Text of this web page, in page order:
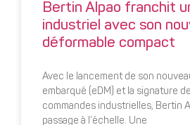
Bertin Alpao franchit
industriel avec son
déformable compact
Avec le lancement de son
embarqué (eDM) et la signature
commandes industrielles, Bertin
passage à l’échelle. Une